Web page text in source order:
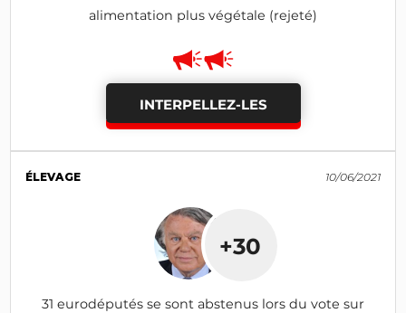
alimentation plus végétale (rejeté)
INTERPELLEZ-LES
ÉLEVAGE 10/06/2021
+30
31 eurodéputés se sont abstenus lors du vote sur